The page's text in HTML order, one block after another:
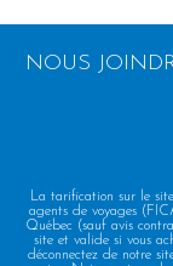
NOUS
La tarification sur le
agents de voyages
Québec (sauf avis
site et valide si vous
déconnectez de notre